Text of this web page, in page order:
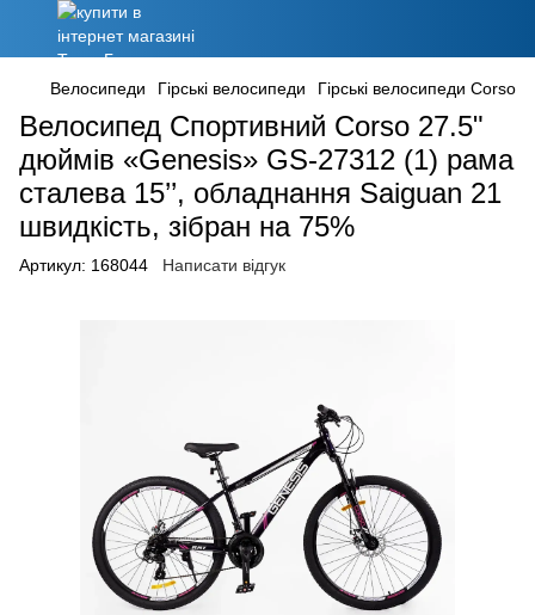
Велосипеди Гірські велосипеди Гірські велосипеди Corso
Велосипед Спортивний Corso 27.5"
дюймів «Genesis» GS-27312 (1) рама
сталева 15’’, обладнання Saiguan 21
швидкість, зібран на 75%
Артикул: 168044 Написати відгук